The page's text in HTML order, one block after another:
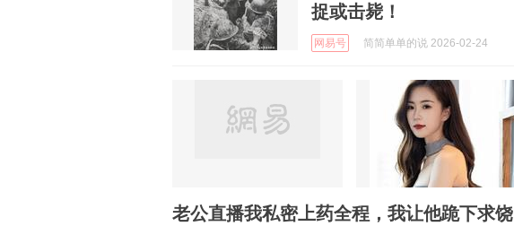
捉或击毙！
网易号 简简单单的说 2026-02-24
老公直播我私密上药全程，我让他跪下求饶